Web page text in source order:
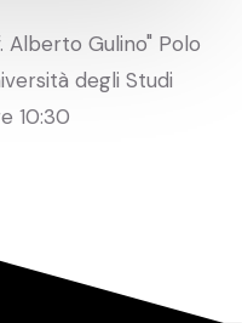
Alberto Gulino" Polo
degli Studi
10:30